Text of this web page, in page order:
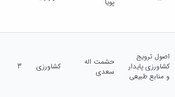
پویا
اصول ترویج
کشاورزی پایدار
و منابع طبیعی
حشمت اله
سعدی
کشاورزی 3